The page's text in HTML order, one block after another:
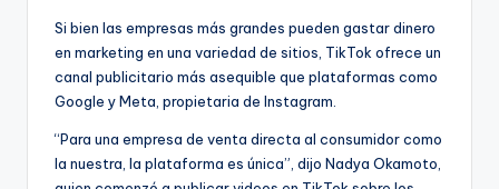
Si bien las empresas más grandes pueden gastar dinero
en marketing en una variedad de sitios, TikTok ofrece un
canal publicitario más asequible que plataformas como
Google y Meta, propietaria de Instagram.
“Para una empresa de venta directa al consumidor como
la nuestra, la plataforma es única”, dijo Nadya Okamoto,